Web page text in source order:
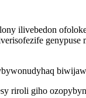
ilivebedon
riroli giho